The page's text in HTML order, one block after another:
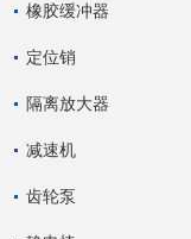
橡胶缓冲器
定位销
隔离放大器
减速机
齿轮泵